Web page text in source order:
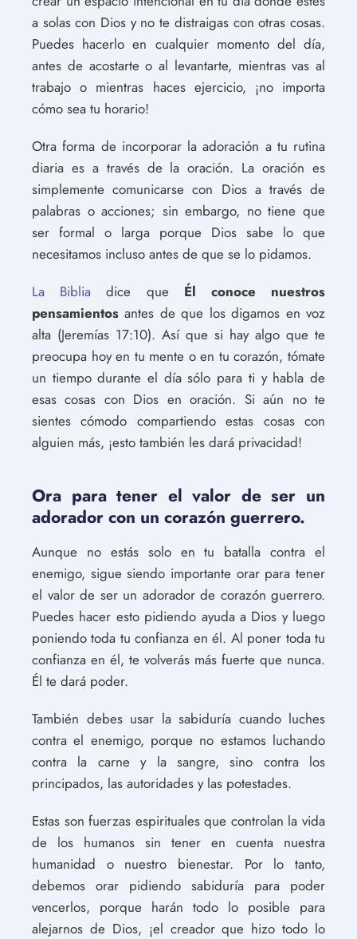
a solas con Dios y no te distraigas con otras cosas.
Puedes hacerlo en cualquier momento del día,
antes de acostarte o al levantarte, mientras vas al
trabajo o mientras haces ejercicio, ¡no importa
cómo sea tu horario!
Otra forma de incorporar la adoración a tu rutina
diaria es a través de la oración. La oración es
simplemente comunicarse con Dios a través de
palabras o acciones; sin embargo, no tiene que
ser formal o larga porque Dios sabe lo que
necesitamos incluso antes de que se lo pidamos.
La Biblia dice que Él conoce nuestros
pensamientos antes de que los digamos en voz
alta (Jeremías 17:10). Así que si hay algo que te
preocupa hoy en tu mente o en tu corazón, tómate
un tiempo durante el día sólo para ti y habla de
esas cosas con Dios en oración. Si aún no te
sientes cómodo compartiendo estas cosas con
alguien más, ¡esto también les dará privacidad!
Ora para tener el valor de ser un
adorador con un corazón guerrero.
Aunque no estás solo en tu batalla contra el
enemigo, sigue siendo importante orar para tener
el valor de ser un adorador de corazón guerrero.
Puedes hacer esto pidiendo ayuda a Dios y luego
poniendo toda tu confianza en él. Al poner toda tu
confianza en él, te volverás más fuerte que nunca.
Él te dará poder.
También debes usar la sabiduría cuando luches
contra el enemigo, porque no estamos luchando
contra la carne y la sangre, sino contra los
principados, las autoridades y las potestades.
Estas son fuerzas espirituales que controlan la vida
de los humanos sin tener en cuenta nuestra
humanidad o nuestro bienestar. Por lo tanto,
debemos orar pidiendo sabiduría para poder
vencerlos, porque harán todo lo posible para
alejarnos de Dios, ¡el creador que hizo todo lo